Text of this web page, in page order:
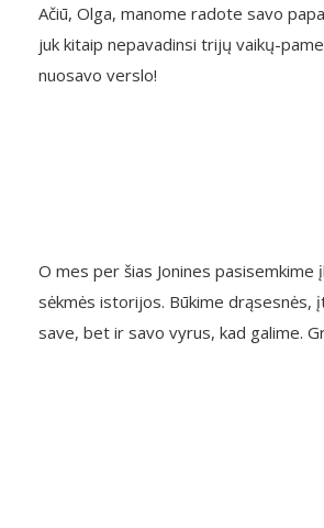
Ačiū, Olga, manome radote savo
juk kitaip nepavadinsi trijų vaikų-
nuosavo verslo!
O mes per šias Jonines pasisemkime
sėkmės istorijos. Būkime drąsesnės,
save, bet ir savo vyrus, kad galime.